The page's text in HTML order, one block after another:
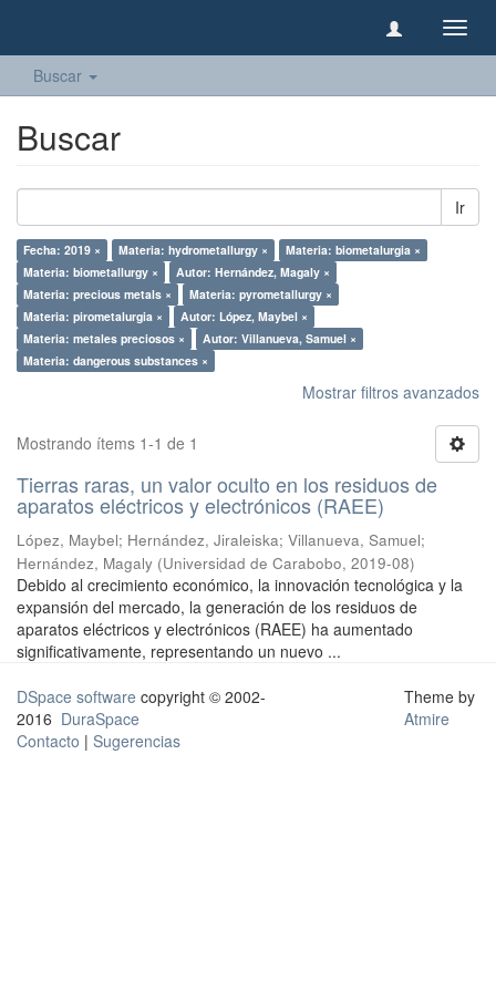
Buscar
Buscar
Ir
Fecha: 2019 × Materia: hydrometallurgy ×
Materia: biometalurgia ×
Materia: biometallurgy ×
Autor: Hernández, Magaly ×
Materia: precious metals ×
Materia: pyrometallurgy ×
Materia: pirometalurgia ×
Autor: López, Maybel ×
Materia: metales preciosos ×
Autor: Villanueva, Samuel ×
Materia: dangerous substances ×
Mostrar filtros avanzados
Mostrando ítems 1-1 de 1
Tierras raras, un valor oculto en los residuos de
aparatos eléctricos y electrónicos (RAEE)
López, Maybel; Hernández, Jiraleiska; Villanueva, Samuel;
Hernández, Magaly (Universidad de Carabobo, 2019-08)
Debido al crecimiento económico, la innovación tecnológica y la
expansión del mercado, la generación de los residuos de
aparatos eléctricos y electrónicos (RAEE) ha aumentado
significativamente, representando un nuevo ...
DSpace software copyright © 2002-
2016 DuraSpace
Contacto | Sugerencias
Theme by
Atmire